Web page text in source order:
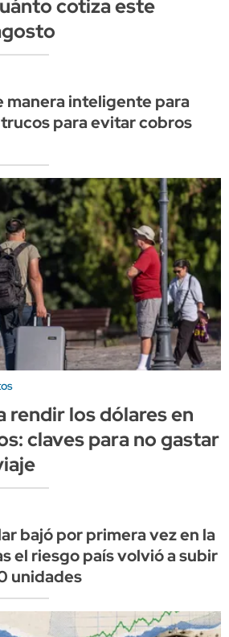
cotiza este
manera inteligente para
para evitar cobros
rendir los dólares en
claves para no gastar
bajó por primera vez en la
el riesgo país volvió a subir
unidades